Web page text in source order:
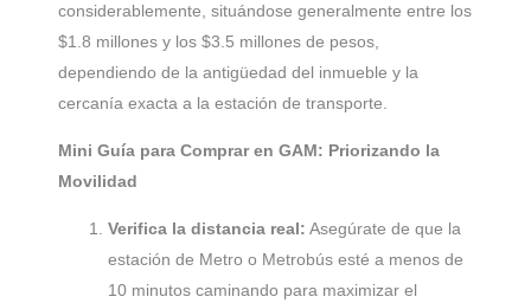
considerablemente, situándose generalmente entre los
$1.8 millones y los $3.5 millones de pesos,
dependiendo de la antigüedad del inmueble y la
cercanía exacta a la estación de transporte.
Mini Guía para Comprar en GAM: Priorizando la
Movilidad
Verifica la distancia real: Asegúrate de que la
estación de Metro o Metrobús esté a menos de
10 minutos caminando para maximizar el